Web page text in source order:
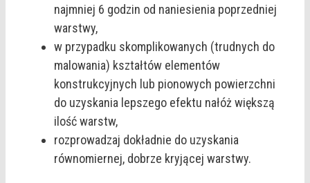
najmniej 6 godzin od naniesienia poprzedniej
warstwy,
w przypadku skomplikowanych (trudnych do
malowania) kształtów elementów
konstrukcyjnych lub pionowych powierzchni
do uzyskania lepszego efektu nałóż większą
ilość warstw,
rozprowadzaj dokładnie do uzyskania
równomiernej, dobrze kryjącej warstwy.